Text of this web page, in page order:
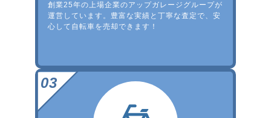
創業25年の上場企業のアップガレージグループが
運営しています。豊富な実績と丁寧な査定で、安
心して自転車を売却できます！